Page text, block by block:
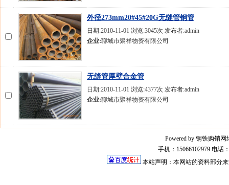
外径273mm20#45#20G无缝管钢管
日期:2010-11-01 浏览:3045次 发布者:admin
企业:聊城市聚祥物资有限公司
无缝管厚壁合金管
日期:2010-11-01 浏览:4377次 发布者:admin
企业:聊城市聚祥物资有限公司
Powered by 钢铁购销网
手机：15066102979 电话
本站声明：本网站的资料部分